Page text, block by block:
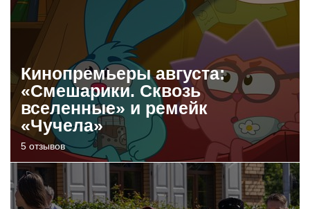
Кинопремьеры августа:
«Смешарики. Сквозь
вселенные» и ремейк
«Чучела»
5 отзывов